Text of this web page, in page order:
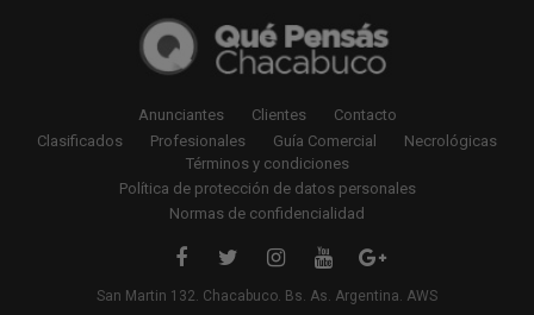
Anunciantes Clientes
Contacto
Clasificados
Profesionales Guía Comercial
Necrológicas
Términos y condiciones
Política de protección de datos personales
Normas de confidencialidad
San Martin 132. Chacabuco. Bs. As. Argentina. AWS